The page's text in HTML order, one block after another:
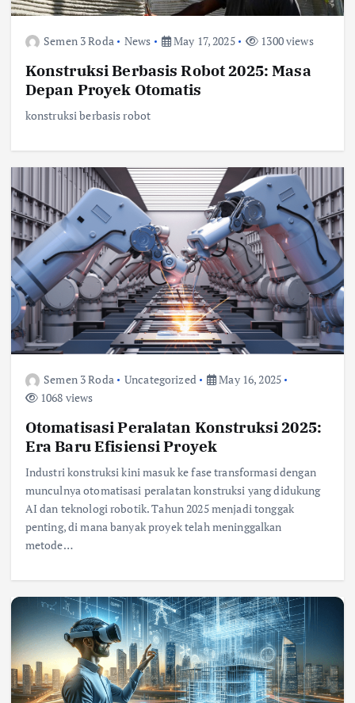
Semen 3 Roda News May 17, 2025 1300 views
Konstruksi Berbasis Robot 2025: Masa
Depan Proyek Otomatis
konstruksi berbasis robot
Semen 3 Roda Uncategorized
May 16, 2025
1068 views
Otomatisasi Peralatan Konstruksi 2025:
Era Baru Efisiensi Proyek
Industri konstruksi kini masuk ke fase transformasi dengan
munculnya otomatisasi peralatan konstruksi yang didukung
AI dan teknologi robotik. Tahun 2025 menjadi tonggak
penting, di mana banyak proyek telah meninggalkan
metode…